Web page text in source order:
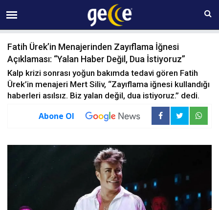
06 AĞUSTOS Perşembe 06:55
Fatih Ürek’in Menajerinden Zayıflama İğnesi
Açıklaması: “Yalan Haber Değil, Dua İstiyoruz”
Kalp krizi sonrası yoğun bakımda tedavi gören Fatih
Ürek’in menajeri Mert Siliv, “Zayıflama iğnesi kullandığı
haberleri asılsız. Biz yalan değil, dua istiyoruz.” dedi.
Abone Ol